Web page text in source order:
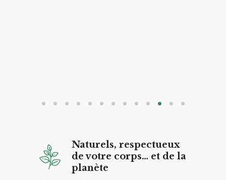
Naturels, respectueux
de votre corps… et de la
planète